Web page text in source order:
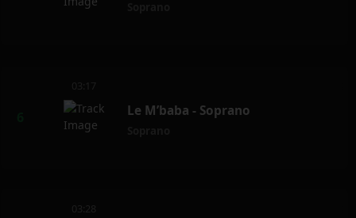
03:17
Le M’baba - Soprano
03:28